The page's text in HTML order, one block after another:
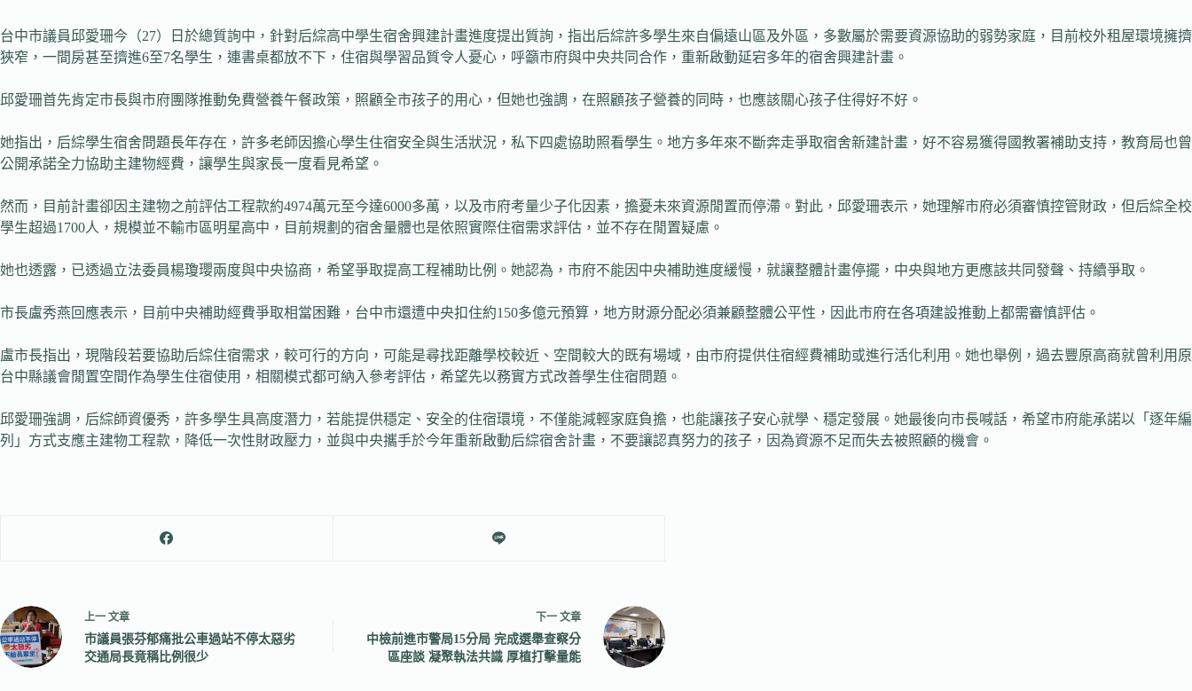
台中市議員邱愛珊今（27）日於總質詢中，針對后綜高中學生宿舍興建計畫進度提出質詢，指出后綜許多學生來自偏遠山區及外區，多數屬於需要資源協助的弱勢家庭，目前校外租屋環境擁擠
狹窄，一間房甚至擠進6至7名學生，連書桌都放不下，住宿與學習品質令人憂心，呼籲市府與中央共同合作，重新啟動延宕多年的宿舍興建計畫。
邱愛珊首先肯定市長與市府團隊推動免費營養午餐政策，照顧全市孩子的用心，但她也強調，在照顧孩子營養的同時，也應該關心孩子住得好不好。
她指出，后綜學生宿舍問題長年存在，許多老師因擔心學生住宿安全與生活狀況，私下四處協助照看學生。地方多年來不斷奔走爭取宿舍新建計畫，好不容易獲得國教署補助支持，教育局也曾
公開承諾全力協助主建物經費，讓學生與家長一度看見希望。
然而，目前計畫卻因主建物之前評估工程款約4974萬元至今達6000多萬，以及市府考量少子化因素，擔憂未來資源閒置而停滯。對此，邱愛珊表示，她理解市府必須審慎控管財政，但后綜全校
學生超過1700人，規模並不輸市區明星高中，目前規劃的宿舍量體也是依照實際住宿需求評估，並不存在閒置疑慮。
她也透露，已透過立法委員楊瓊瓔兩度與中央協商，希望爭取提高工程補助比例。她認為，市府不能因中央補助進度緩慢，就讓整體計畫停擺，中央與地方更應該共同發聲、持續爭取。
市長盧秀燕回應表示，目前中央補助經費爭取相當困難，台中市還遭中央扣住約150多億元預算，地方財源分配必須兼顧整體公平性，因此市府在各項建設推動上都需審慎評估。
盧市長指出，現階段若要協助后綜住宿需求，較可行的方向，可能是尋找距離學校較近、空間較大的既有場域，由市府提供住宿經費補助或進行活化利用。她也舉例，過去豐原高商就曾利用原
台中縣議會閒置空間作為學生住宿使用，相關模式都可納入參考評估，希望先以務實方式改善學生住宿問題。
邱愛珊強調，后綜師資優秀，許多學生具高度潛力，若能提供穩定、安全的住宿環境，不僅能減輕家庭負擔，也能讓孩子安心就學、穩定發展。她最後向市長喊話，希望市府能承諾以「逐年編
列」方式支應主建物工程款，降低一次性財政壓力，並與中央攜手於今年重新啟動后綜宿舍計畫，不要讓認真努力的孩子，因為資源不足而失去被照顧的機會。
上一 文章
市議員張芬郁痛批公車過站不停太惡劣
交通局長竟稱比例很少
下一 文章
中檢前進市警局15分局 完成選舉查察分
區座談 凝聚執法共識 厚植打擊量能